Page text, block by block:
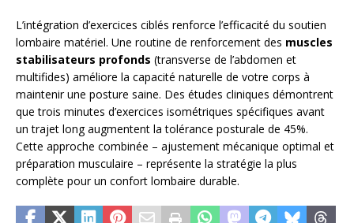
L’intégration d’exercices ciblés renforce l’efficacité du soutien
lombaire matériel. Une routine de renforcement des muscles
stabilisateurs profonds (transverse de l’abdomen et
multifides) améliore la capacité naturelle de votre corps à
maintenir une posture saine. Des études cliniques démontrent
que trois minutes d’exercices isométriques spécifiques avant
un trajet long augmentent la tolérance posturale de 45%.
Cette approche combinée – ajustement mécanique optimal et
préparation musculaire – représente la stratégie la plus
complète pour un confort lombaire durable.